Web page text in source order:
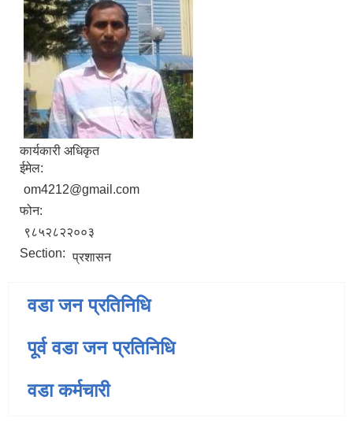
कार्यकारी अधिकृत
ईमेल:
om4212@gmail.com
फोन:
९८५२८२२००३
Section: प्रशासन
वडा जन प्रतिनिधि
पूर्व वडा जन प्रतिनिधि
वडा कर्मचारी